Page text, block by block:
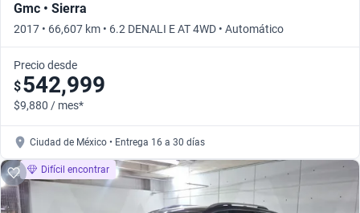
Gmc • Sierra
2017 • 66,607 km • 6.2 DENALI E AT 4WD • Automático
Precio desde
$542,999
$9,880 / mes*
Ciudad de México • Entrega 16 a 30 días
Difícil encontrar